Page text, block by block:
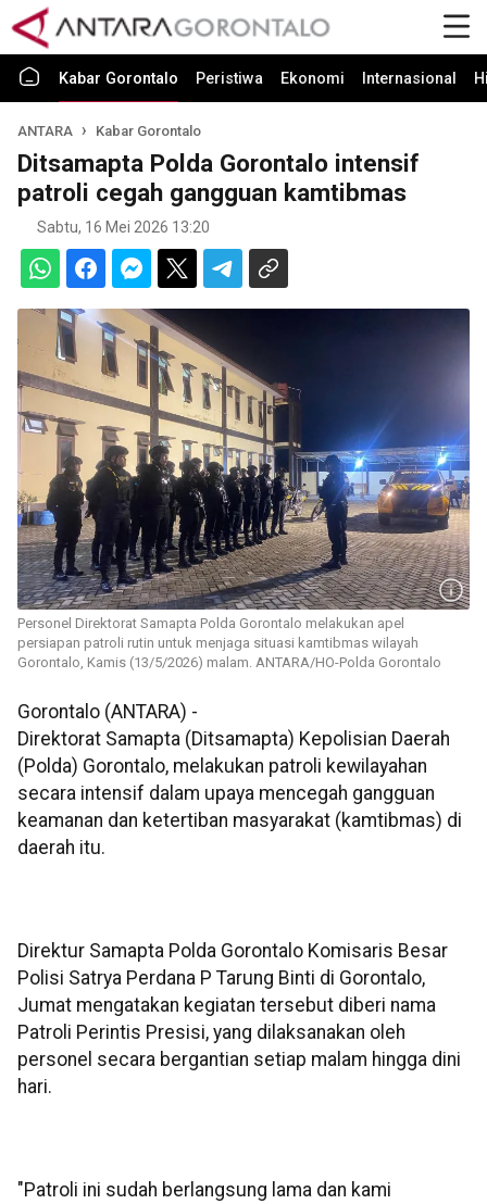
Kabar Gorontalo Peristiwa Ekonomi Internasional
ANTARA Kabar Gorontalo
Ditsamapta Polda Gorontalo intensif
patroli cegah gangguan kamtibmas
Sabtu, 16 Mei 2026 13:20
Personel Direktorat Samapta Polda Gorontalo melakukan apel
persiapan patroli rutin untuk menjaga situasi kamtibmas wilayah
Gorontalo, Kamis (13/5/2026) malam. ANTARA/HO-Polda Gorontalo
Gorontalo (ANTARA) -
Direktorat Samapta (Ditsamapta) Kepolisian Daerah
(Polda) Gorontalo, melakukan patroli kewilayahan
secara intensif dalam upaya mencegah gangguan
keamanan dan ketertiban masyarakat (kamtibmas) di
daerah itu.
Direktur Samapta Polda Gorontalo Komisaris Besar
Polisi Satrya Perdana P Tarung Binti di Gorontalo,
Jumat mengatakan kegiatan tersebut diberi nama
Patroli Perintis Presisi, yang dilaksanakan oleh
personel secara bergantian setiap malam hingga dini
hari.
"Patroli ini sudah berlangsung lama dan kami